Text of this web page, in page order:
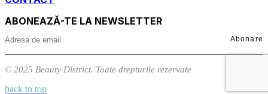
ABONEAZĂ-TE LA NEWSLETTER
Abonare
© 2025 Beauty District. Toate drepturile rezervate
back to top